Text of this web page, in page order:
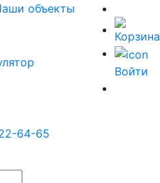
объекты
Войти
64-65